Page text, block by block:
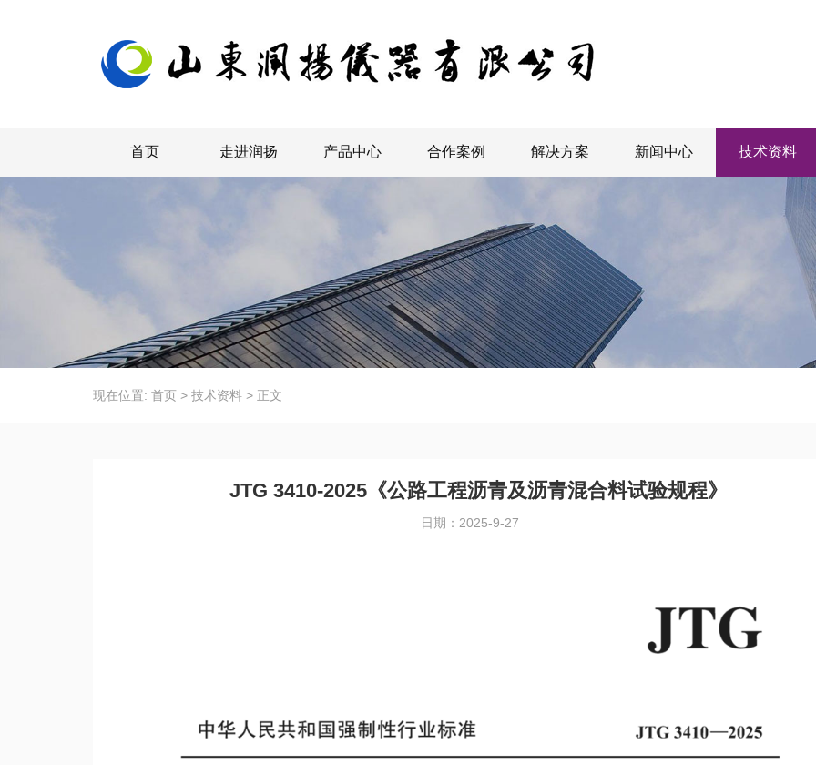
首页 走进润扬 产品中心 合作案例 解决方案 新闻中心 技术资料
现在位置: 首页 > 技术资料 > 正文
JTG 3410-2025《公路工程沥青及沥青混合料试验规程》
日期：2025-9-27